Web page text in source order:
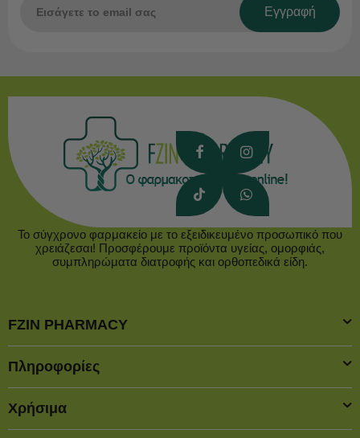
Εγγραφή
Το σύγχρονο φαρμακείο με το εξειδικευμένο προσωπικό που
χρειάζεσαι! Προσφέρουμε προϊόντα υγείας, ομορφιάς,
συμπληρώματα διατροφής και ορθοπεδικά είδη.
FZIN PHARMACY
Πληροφορίες
Χρήσιμα